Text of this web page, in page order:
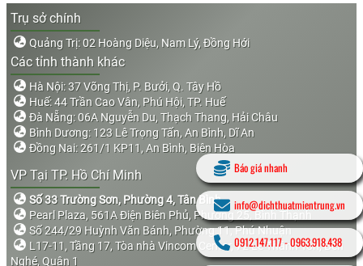
Trụ sở chính
Quảng Trị: 02 Hoàng Diệu, Nam Lý, Đồng Hới
Các tỉnh thành khác
Hà Nội: 37 Võng Thị, P. Bưởi, Q. Tây Hồ
Huế: 44 Trần Cao Vân, Phú Hội, TP. Huế
Đà Nẵng: 06A Nguyễn Du, Thạch Thang, Hải Châu
Bình Dương: 123 Lê Trọng Tấn, An Bình, Dĩ An
Đồng Nai: 261/1 KP11, An Bình, Biên Hòa
VP Tại TP. Hồ Chí Minh
Số 33 Trường Sơn, Phường 4, Tân Bình
Pearl Plaza, 561A Điện Biên Phủ, Phường 25, Bình Thạnh
Số 244/29 Huỳnh Văn Bánh, Phường 11, Phú Nhuận
L17-11, Tầng 17, Tòa nhà Vincom Center, 72 Lê Thánh Tôn, Bến
Nghé, Quận 1
Báo giá nhanh
info@dichthuatmientrung.vn
0912.147.117-0963.918.438